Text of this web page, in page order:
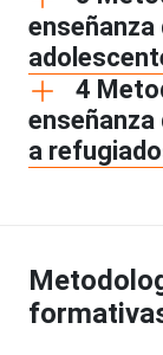
enseñanza
4
enseñanza
a